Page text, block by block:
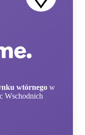
wtórnego w
Wschodnich